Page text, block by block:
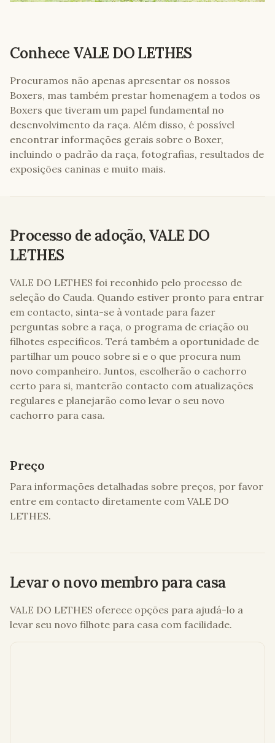
Conhece VALE DO LETHES
Procuramos não apenas apresentar os nossos
Boxers, mas também prestar homenagem a todos os
Boxers que tiveram um papel fundamental no
desenvolvimento da raça. Além disso, é possível
encontrar informações gerais sobre o Boxer,
incluindo o padrão da raça, fotografias, resultados de
exposições caninas e muito mais.
Processo de adoção,VALE DO
LETHES
VALE DO LETHES foi reconhido pelo processo de
seleção do Cauda. Quando estiver pronto para entrar
em contacto, sinta-se à vontade para fazer
perguntas sobre a raça, o programa de criação ou
filhotes específicos. Terá também a oportunidade de
partilhar um pouco sobre si e o que procura num
novo companheiro. Juntos, escolherão o cachorro
certo para si, manterão contacto com atualizações
regulares e planejarão como levar o seu novo
cachorro para casa.
Preço
Para informações detalhadas sobre preços, por favor
entre em contacto diretamente com VALE DO
LETHES.
Levar o novo membro para casa
VALE DO LETHES oferece opções para ajudá-lo a
levar seu novo filhote para casa com facilidade.